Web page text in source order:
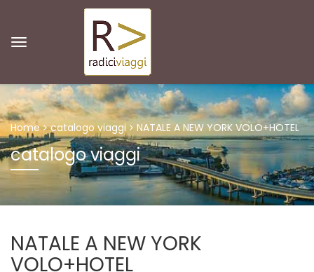
Home catalogo viaggi NATALE A NEW YORK VOLO+HOTEL
catalogo viaggi
NATALE A NEW YORK
VOLO+HOTEL